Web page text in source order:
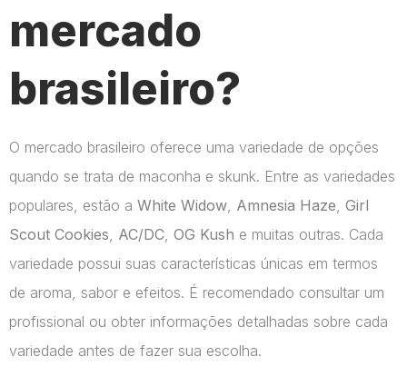
mercado
brasileiro?
O mercado brasileiro oferece uma variedade de opções
quando se trata de maconha e skunk. Entre as variedades
populares, estão a White Widow Amnesia Haze Girl
Scout Cookies AC/DC OG Kush e muitas outras. Cada
variedade possui suas características únicas em termos
de aroma, sabor e efeitos. É recomendado consultar um
profissional ou obter informações detalhadas sobre cada
variedade antes de fazer sua escolha.